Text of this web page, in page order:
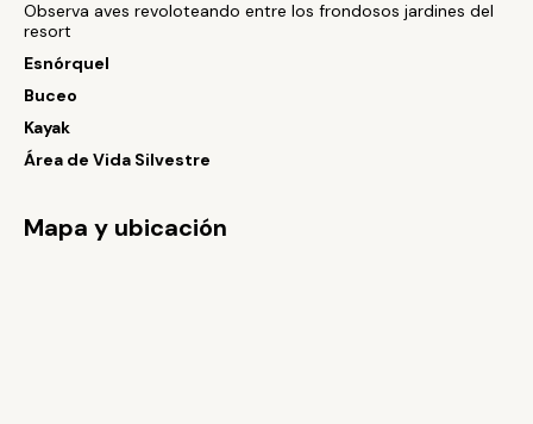
Observa aves revoloteando entre los frondosos jardines del
resort
Esnórquel
Buceo
Kayak
Área de Vida Silvestre
Mapa y ubicación